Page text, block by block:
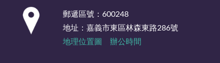
郵遞區號：600248
地址：嘉義市東區林森東路286號
地理位置圖
辦公時間